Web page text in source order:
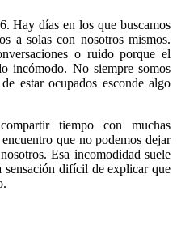
Hay días en los que buscamos
a solas con nosotros mismos.
o ruido porque el
incómodo. No siempre somos
estar ocupados esconde algo
tiempo con muchas
que no podemos dejar
Esa incomodidad suele
sensación difícil de explicar que